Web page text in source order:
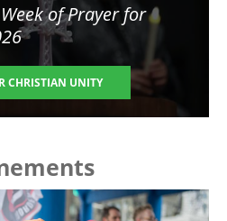
Week of Prayer for
CHRISTIAN UNITY